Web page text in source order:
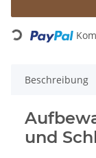
Loading...
Beschreibung
und